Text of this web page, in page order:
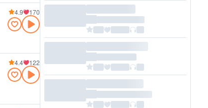
4.9 170
4.4 122